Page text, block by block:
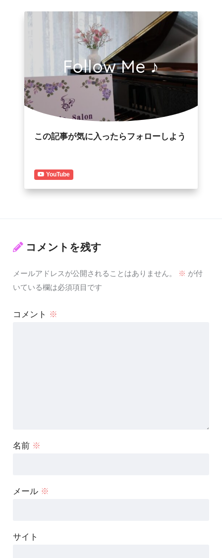
Follow Me ♪
この記事が気に入ったらフォローしよう
YouTube
コメントを残す
メールアドレスが公開されることはありません。 ※ が付
いている欄は必須項目です
コメント ※
名前 ※
メール ※
サイト